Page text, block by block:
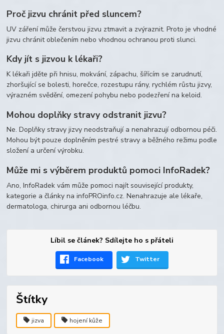
Proč jizvu chránit před sluncem?
UV záření může čerstvou jizvu ztmavit a zvýraznit. Proto je vhodné
jizvu chránit oblečením nebo vhodnou ochranou proti slunci.
Kdy jít s jizvou k lékaři?
K lékaři jděte při hnisu, mokvání, zápachu, šířícím se zarudnutí,
zhoršující se bolesti, horečce, rozestupu rány, rychlém růstu jizvy,
výrazném svědění, omezení pohybu nebo podezření na keloid.
Mohou doplňky stravy odstranit jizvu?
Ne. Doplňky stravy jizvy neodstraňují a nenahrazují odbornou péči.
Mohou být pouze doplněním pestré stravy a běžného režimu podle
složení a určení výrobku.
Může mi s výběrem produktů pomoci InfoRadek?
Ano, InfoRadek vám může pomoci najít související produkty,
kategorie a články na infoPROinfo.cz. Nenahrazuje ale lékaře,
dermatologa, chirurga ani odbornou léčbu.
Líbil se článek? Sdílejte ho s přáteli
Facebook Twitter
Štítky
jizva hojení kůže